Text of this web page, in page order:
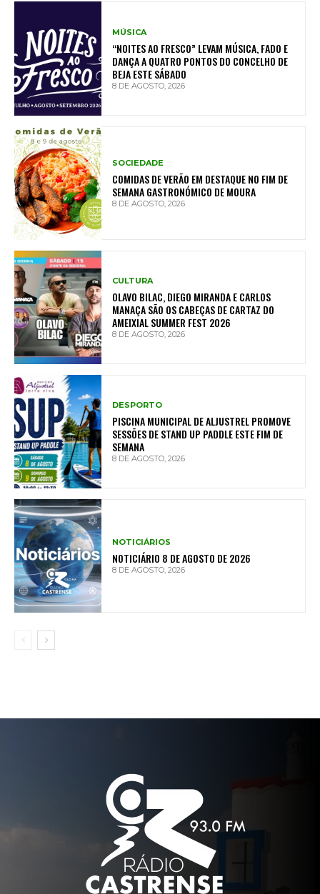
MÚSICA
“NOITES AO FRESCO” LEVAM MÚSICA, FADO E
DANÇA A QUATRO PONTOS DO CONCELHO DE
BEJA ESTE SÁBADO
8 DE AGOSTO, 2026
SOCIEDADE
COMIDAS DE VERÃO EM DESTAQUE NO FIM DE
SEMANA GASTRONÓMICO DE MOURA
8 DE AGOSTO, 2026
CULTURA
OLAVO BILAC, DIEGO MIRANDA E CARLOS
MANAÇA SÃO OS CABEÇAS DE CARTAZ DO
AMEIXIAL SUMMER FEST 2026
8 DE AGOSTO, 2026
DESPORTO
PISCINA MUNICIPAL DE ALJUSTREL PROMOVE
SESSÕES DE STAND UP PADDLE ESTE FIM DE
SEMANA
8 DE AGOSTO, 2026
NOTICIÁRIOS
NOTICIÁRIO 8 DE AGOSTO DE 2026
8 DE AGOSTO, 2026